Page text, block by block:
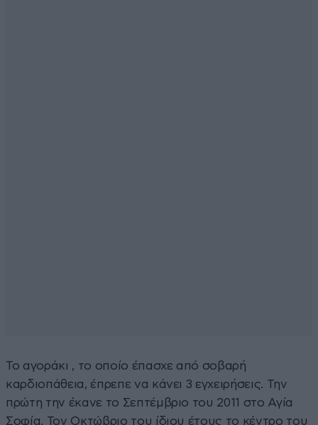
Το αγοράκι , το οποίο έπασχε από σοβαρή
καρδιοπάθεια, έπρεπε να κάνει 3 εγχειρήσεις. Την
πρώτη την έκανε το Σεπτέμβριο του 2011 στο Αγία
Σοφία. Τον Οκτώβριο του ίδιου έτους το κέντρο του